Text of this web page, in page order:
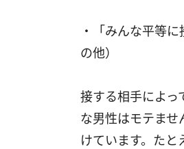
・「みんな平等
の他）
接する相手によっ
な男性はモテま
けています。た